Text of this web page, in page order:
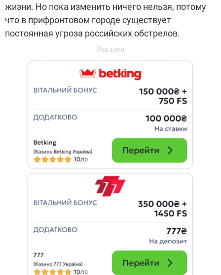
жизни. Но пока изменить ничего нельзя, потому
что в прифронтовом городе существует
постоянная угроза российских обстрелов.